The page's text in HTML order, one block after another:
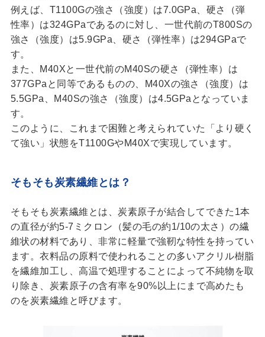
例えば、T1100Gの強さ（強度）は7.0GPa、硬さ（弾
性率）は324GPaであるのに対し、一世代前のT800Sの
強さ（強度）は5.9GPa、硬さ（弾性率）は294GPaで
す。
また、M40Xと一世代前のM40Sの硬さ（弾性率）は
377GPaと同等であるものの、M40Xの強さ（強度）は
5.5GPa、M40Sの強さ（強度）は4.5GPaとなっていま
す。
このように、これまで困難と考えられていた「より硬く
て強い」状態をT1100GやM40Xで実現しています。
そもそも炭素繊維とは？
そもそも炭素繊維とは、炭素原子が結合してできた1本
の直径が約5-7ミクロン（髪の毛の約1/10の太さ）の繊
維状の材料であり、非常に軽量で強靭な特性を持ってい
ます。衣料品の原料で使われることの多いアクリル樹脂
を繊維加工し、高温で処理することによって不純物を取
り除き、炭素原子の含有率を90%以上にまで高めたも
のを炭素繊維と呼びます。